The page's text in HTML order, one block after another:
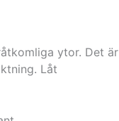
ytor. Det är
Låt